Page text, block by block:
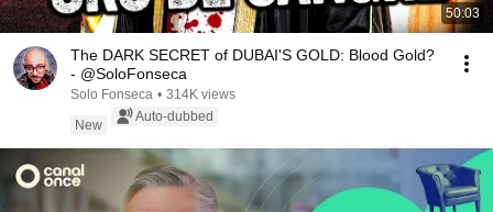
50:03
The DARK SECRET of DUBAI'S GOLD: Blood Gold?
- @SoloFonseca
Solo Fonseca • 314K views
New
Auto-dubbed